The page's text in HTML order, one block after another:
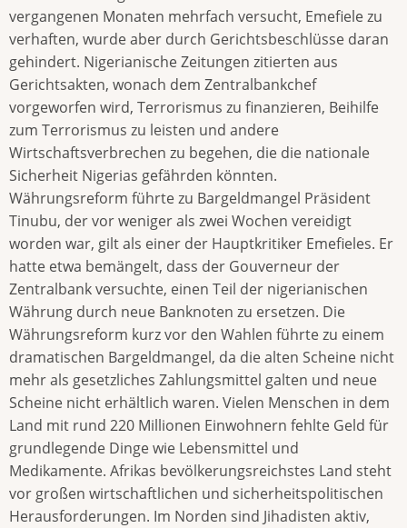
vergangenen Monaten mehrfach versucht, Emefiele zu
verhaften, wurde aber durch Gerichtsbeschlüsse daran
gehindert. Nigerianische Zeitungen zitierten aus
Gerichtsakten, wonach dem Zentralbankchef
vorgeworfen wird, Terrorismus zu finanzieren, Beihilfe
zum Terrorismus zu leisten und andere
Wirtschaftsverbrechen zu begehen, die die nationale
Sicherheit Nigerias gefährden könnten.
Währungsreform führte zu Bargeldmangel Präsident
Tinubu, der vor weniger als zwei Wochen vereidigt
worden war, gilt als einer der Hauptkritiker Emefieles. Er
hatte etwa bemängelt, dass der Gouverneur der
Zentralbank versuchte, einen Teil der nigerianischen
Währung durch neue Banknoten zu ersetzen. Die
Währungsreform kurz vor den Wahlen führte zu einem
dramatischen Bargeldmangel, da die alten Scheine nicht
mehr als gesetzliches Zahlungsmittel galten und neue
Scheine nicht erhältlich waren. Vielen Menschen in dem
Land mit rund 220 Millionen Einwohnern fehlte Geld für
grundlegende Dinge wie Lebensmittel und
Medikamente. Afrikas bevölkerungsreichstes Land steht
vor großen wirtschaftlichen und sicherheitspolitischen
Herausforderungen. Im Norden sind Jihadisten aktiv,